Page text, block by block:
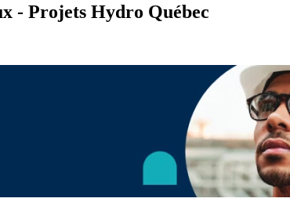
- Projets Hydro Québec